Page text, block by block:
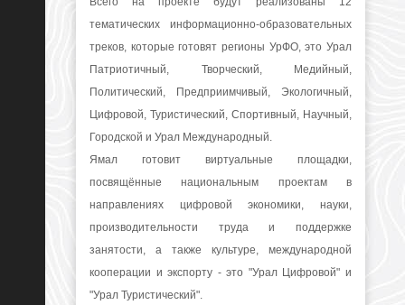
тематических информационно-образовательных
треков, которые готовят регионы УрФО, это Урал
Патриотичный, Творческий, Медийный,
Политический, Предприимчивый, Экологичный,
Цифровой, Туристический, Спортивный, Научный,
Городской и Урал Международный.
Ямал готовит виртуальные площадки,
посвящённые национальным проектам в
направлениях цифровой экономики, науки,
производительности труда и поддержке
занятости, а также культуре, международной
кооперации и экспорту - это "Урал Цифровой" и
"Урал Туристический".